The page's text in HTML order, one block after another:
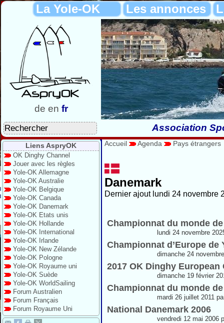
La Yole-OK Les annonces
de en fr
Association
Liens AspryOK
OK Dinghy Channel
Jouer avec les règles
Yole-OK Allemagne
Yole-OK Australie
Yole-OK Belgique
Yole-OK Canada
Yole-OK Danemark
Yole-OK Etats unis
Yole-OK Hollande
Yole-OK International
Yole-OK Irlande
Yole-OK New Zélande
Yole-OK Pologne
Yole-OK Royaume uni
Yole-OK Suède
Yole-OK WorldSailing
Forum Australien
Forum Français
Forum Royaume Uni
Accueil Agenda Pays étrangers
Danemark
Dernier ajout lundi 24 novembre
Championnat du monde
lundi 24 novembre
Championnat d’Europe de
dimanche 24
2017 OK Dinghy
dimanche 19 février
Championnat du monde
mardi 26 juillet 2011
National Danemark 2006
vendredi 12 mai 2006